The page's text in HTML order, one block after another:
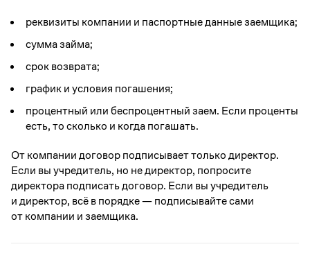
реквизиты компании и паспортные данные заемщика;
сумма займа;
срок возврата;
график и условия погашения;
процентный или беспроцентный заем. Если проценты
есть, то сколько и когда погашать.
От компании договор подписывает только директор.
Если вы учредитель, но не директор, попросите
директора подписать договор. Если вы учредитель
и директор, всё в порядке — подписывайте сами
от компании и заемщика.